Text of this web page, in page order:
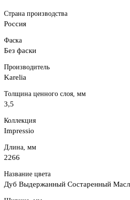
Страна производства
Россия
Фаска
Без фаски
Производитель
Karelia
Толщина ценного слоя, мм
3,5
Коллекция
Impressio
Длина, мм
2266
Название цвета
Дуб Выдержанный Состаренный